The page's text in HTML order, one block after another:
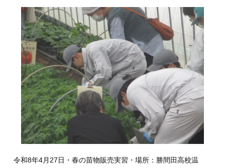
サイト内検索
検索
令和8年4月27日・春の苗物販売実習・場所：勝間田高校温